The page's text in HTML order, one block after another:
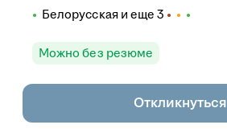
Белорусская и еще 3
Можно без резюме
Откликнуться